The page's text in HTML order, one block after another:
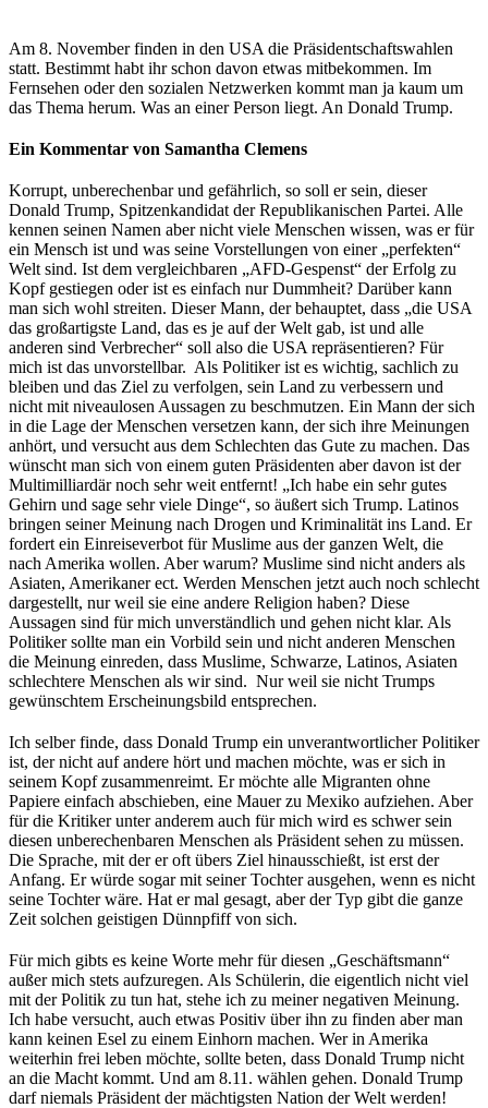
Am 8. November finden in den USA die Präsidentschaftswahlen
statt. Bestimmt habt ihr schon davon etwas mitbekommen. Im
Fernsehen oder den sozialen Netzwerken kommt man ja kaum um
das Thema herum. Was an einer Person liegt. An Donald Trump.
Ein Kommentar von Samantha Clemens
Korrupt, unberechenbar und gefährlich, so soll er sein, dieser
Donald Trump, Spitzenkandidat der Republikanischen Partei. Alle
kennen seinen Namen aber nicht viele Menschen wissen, was er für
ein Mensch ist und was seine Vorstellungen von einer „perfekten“
Welt sind. Ist dem vergleichbaren „AFD-Gespenst“ der Erfolg zu
Kopf gestiegen oder ist es einfach nur Dummheit? Darüber kann
man sich wohl streiten. Dieser Mann, der behauptet, dass „die USA
das großartigste Land, das es je auf der Welt gab, ist und alle
anderen sind Verbrecher“ soll also die USA repräsentieren? Für
mich ist das unvorstellbar. Als Politiker ist es wichtig, sachlich zu
bleiben und das Ziel zu verfolgen, sein Land zu verbessern und
nicht mit niveaulosen Aussagen zu beschmutzen. Ein Mann der sich
in die Lage der Menschen versetzen kann, der sich ihre Meinungen
anhört, und versucht aus dem Schlechten das Gute zu machen. Das
wünscht man sich von einem guten Präsidenten aber davon ist der
Multimilliardär noch sehr weit entfernt! „Ich habe ein sehr gutes
Gehirn und sage sehr viele Dinge“, so äußert sich Trump. Latinos
bringen seiner Meinung nach Drogen und Kriminalität ins Land. Er
fordert ein Einreiseverbot für Muslime aus der ganzen Welt, die
nach Amerika wollen. Aber warum? Muslime sind nicht anders als
Asiaten, Amerikaner ect. Werden Menschen jetzt auch noch schlecht
dargestellt, nur weil sie eine andere Religion haben? Diese
Aussagen sind für mich unverständlich und gehen nicht klar. Als
Politiker sollte man ein Vorbild sein und nicht anderen Menschen
die Meinung einreden, dass Muslime, Schwarze, Latinos, Asiaten
schlechtere Menschen als wir sind. Nur weil sie nicht Trumps
gewünschtem Erscheinungsbild entsprechen.
Ich selber finde, dass Donald Trump ein unverantwortlicher Politiker
ist, der nicht auf andere hört und machen möchte, was er sich in
seinem Kopf zusammenreimt. Er möchte alle Migranten ohne
Papiere einfach abschieben, eine Mauer zu Mexiko aufziehen. Aber
für die Kritiker unter anderem auch für mich wird es schwer sein
diesen unberechenbaren Menschen als Präsident sehen zu müssen.
Die Sprache, mit der er oft übers Ziel hinausschießt, ist erst der
Anfang. Er würde sogar mit seiner Tochter ausgehen, wenn es nicht
seine Tochter wäre. Hat er mal gesagt, aber der Typ gibt die ganze
Zeit solchen geistigen Dünnpfiff von sich.
Für mich gibts es keine Worte mehr für diesen „Geschäftsmann“
außer mich stets aufzuregen. Als Schülerin, die eigentlich nicht viel
mit der Politik zu tun hat, stehe ich zu meiner negativen Meinung.
Ich habe versucht, auch etwas Positiv über ihn zu finden aber man
kann keinen Esel zu einem Einhorn machen. Wer in Amerika
weiterhin frei leben möchte, sollte beten, dass Donald Trump nicht
an die Macht kommt. Und am 8.11. wählen gehen. Donald Trump
darf niemals Präsident der mächtigsten Nation der Welt werden!